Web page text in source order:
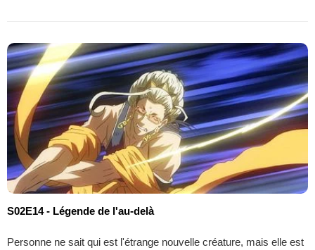
S02E14 - Légende de l'au-delà
Personne ne sait qui est l'étrange nouvelle créature, mais elle est